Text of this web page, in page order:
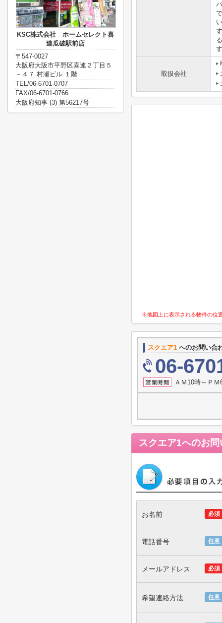
取扱会社
※地図上に表示される物件の位
スクエア1 へのお問い合
06-
ＡＭ10時～Ｐ
スクエア1へのお
必須
お名前
任意
電話番号
必須
メールアドレス
任意
希望連絡方法
KSC株式会社 ホームセレクト喜
連瓜破駅前店
〒547-0027
大阪府大阪市平野区喜連２丁目５
－４７ 村瀬ビル １階
TEL/06-6701-0707
FAX/06-6701-0766
大阪府知事 (3) 第56217号